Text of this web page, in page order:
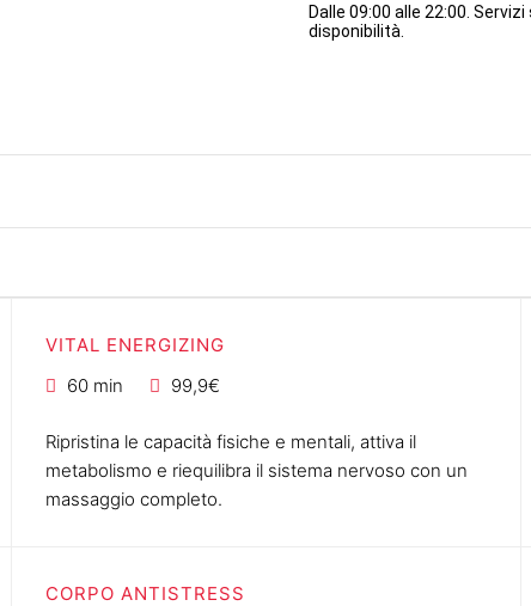
Dalle 09:00 alle 22:00.
disponibilità.
VITAL ENERGIZING
60 min
99,9€
Ripristina le capacità fisiche e mentali, attiva il
metabolismo e riequilibra il sistema nervoso con un
massaggio completo.
CORPO ANTISTRESS